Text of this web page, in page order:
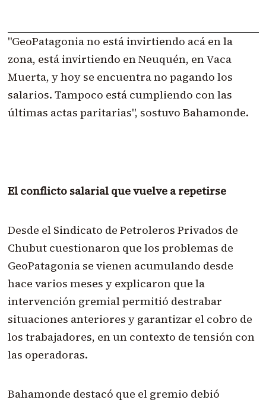
"GeoPatagonia no está invirtiendo acá en la
zona, está invirtiendo en Neuquén, en Vaca
Muerta, y hoy se encuentra no pagando los
salarios. Tampoco está cumpliendo con las
últimas actas paritarias", sostuvo Bahamonde.
El conflicto salarial que vuelve a repetirse
Desde el Sindicato de Petroleros Privados de
Chubut cuestionaron que los problemas de
GeoPatagonia se vienen acumulando desde
hace varios meses y explicaron que la
intervención gremial permitió destrabar
situaciones anteriores y garantizar el cobro de
los trabajadores, en un contexto de tensión con
las operadoras.
Bahamonde destacó que el gremio debió